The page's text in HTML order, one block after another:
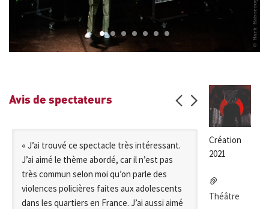
1 2 3
Avis de spectateurs
« J’ai trouvé ce spectacle très intéressant.
J’ai aimé le thème abordé, car il n’est pas
très commun selon moi qu’on parle des
violences policières faites aux adolescents
dans les quartiers en France. J’ai aussi aimé
« Il me
dense,
Création
2021
Théâtre